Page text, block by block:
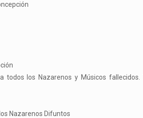
todos los Nazarenos y Músicos
Nazarenos Difuntos